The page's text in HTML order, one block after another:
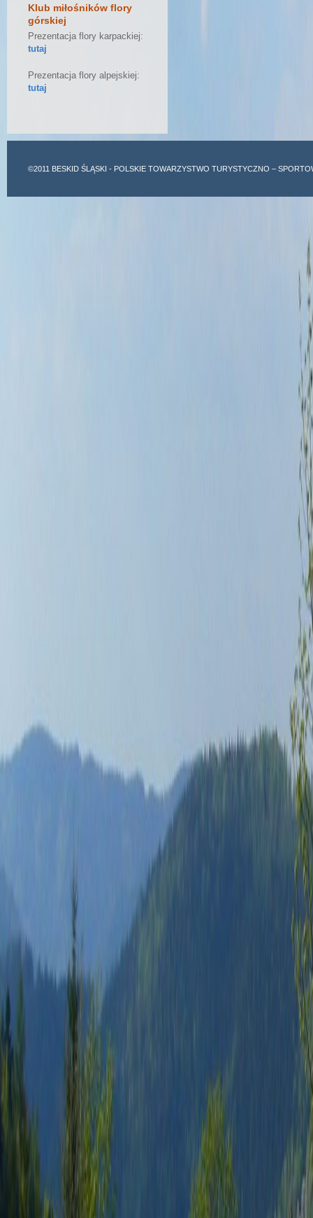
Klub miłośników flory
górskiej
Prezentacja flory karpackiej:
tutaj
Prezentacja flory alpejskiej:
tutaj
©2011 BESKID ŚLĄSKI - POLSKIE TOWARZYSTWO TURYSTYCZNO –